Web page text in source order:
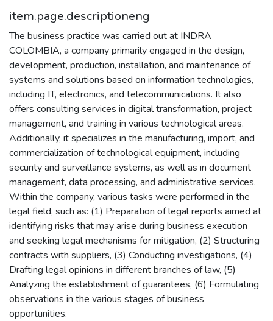
item.page.descriptioneng
The business practice was carried out at INDRA
COLOMBIA, a company primarily engaged in the design,
development, production, installation, and maintenance of
systems and solutions based on information technologies,
including IT, electronics, and telecommunications. It also
offers consulting services in digital transformation, project
management, and training in various technological areas.
Additionally, it specializes in the manufacturing, import, and
commercialization of technological equipment, including
security and surveillance systems, as well as in document
management, data processing, and administrative services.
Within the company, various tasks were performed in the
legal field, such as: (1) Preparation of legal reports aimed at
identifying risks that may arise during business execution
and seeking legal mechanisms for mitigation, (2) Structuring
contracts with suppliers, (3) Conducting investigations, (4)
Drafting legal opinions in different branches of law, (5)
Analyzing the establishment of guarantees, (6) Formulating
observations in the various stages of business
opportunities.